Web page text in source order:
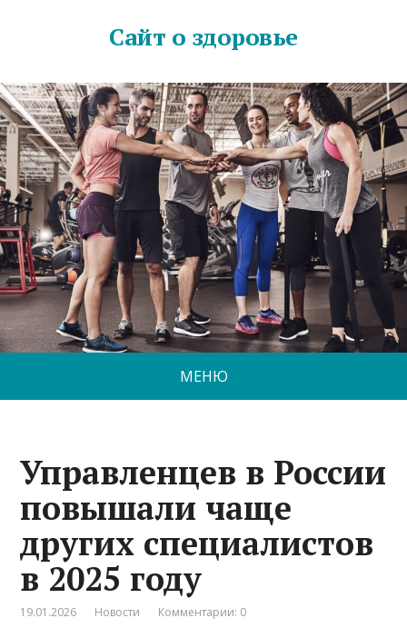
Сайт о здоровье
МЕНЮ
Управленцев в России
повышали чаще
других специалистов
в 2025 году
19.01.2026 Новости Комментарии: 0